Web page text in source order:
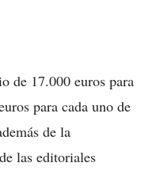
de 17.000 euros para
para cada uno de
de la
las editoriales